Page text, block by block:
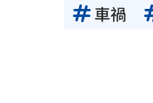
車禍